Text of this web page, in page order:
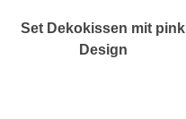
Set Dekokissen mit pink
Design